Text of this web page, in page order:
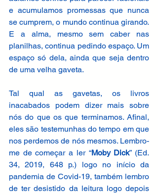
e acumulamos promessas que nunca
se cumprem, o mundo continua girando.
E a alma, mesmo sem caber nas
planilhas, continua pedindo espaço. Um
espaço só dela, ainda que seja dentro
de uma velha gaveta.
Tal qual as gavetas, os livros
inacabados podem dizer mais sobre
nós do que os que terminamos. Afinal,
eles são testemunhas do tempo em que
nos perdemos de nós mesmos. Lembro-
me de começar a ler “Moby Dick” (Ed.
34, 2019, 648 p.) logo no início da
pandemia de Covid-19, também lembro
de ter desistido da leitura logo depois